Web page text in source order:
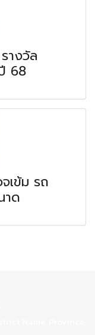
างวัล
68
เข้ม รถ
าด